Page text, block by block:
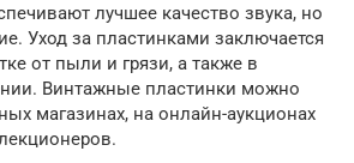
лучшее качество звука, но
Уход за пластинками заключается
от пыли и грязи, а также в
Винтажные пластинки можно
магазинах, на онлайн-аукционах